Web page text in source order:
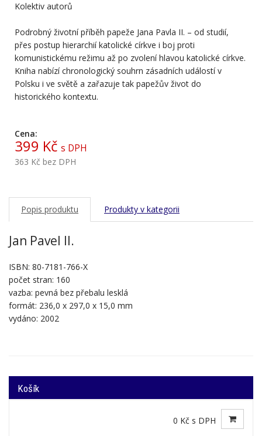
Kolektiv autorů
Podrobný životní příběh papeže Jana Pavla II. – od studií,
přes postup hierarchií katolické církve i boj proti
komunistickému režimu až po zvolení hlavou katolické církve.
Kniha nabízí chronologický souhrn zásadních událostí v
Polsku i ve světě a zařazuje tak papežův život do
historického kontextu.
Cena:
399 Kč s DPH
363 Kč bez DPH
Popis produktu Produkty v kategorii
Jan Pavel II.
ISBN: 80-7181-766-X
počet stran: 160
vazba: pevná bez přebalu lesklá
formát: 236,0 x 297,0 x 15,0 mm
vydáno: 2002
Košík
0 Kč s DPH